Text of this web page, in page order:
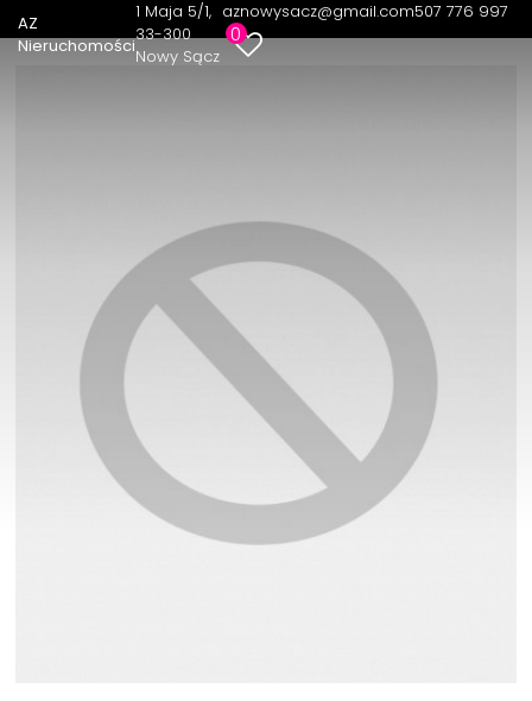
AZ
Nieruchomości
1 Maja 5/1
33-300
Nowy Sącz
aznowysacz@gmail.com507 776 997
0